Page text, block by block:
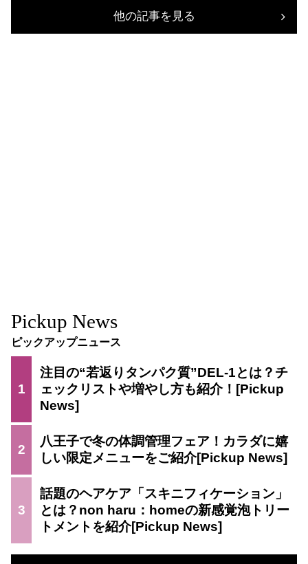
他の記事を見る
Pickup News
ピックアップニュース
1
注目の“若返りタンパク質”DEL-1とは？チ
ェックリストや増やし方も紹介！
2
八王子で冬の体調管理フェア！カラダに嬉
しい限定メニューをご紹介
3
話題のヘアケア「スキニフィケーション」
とは？non haru：homeの新感覚泡トリー
トメントを紹介